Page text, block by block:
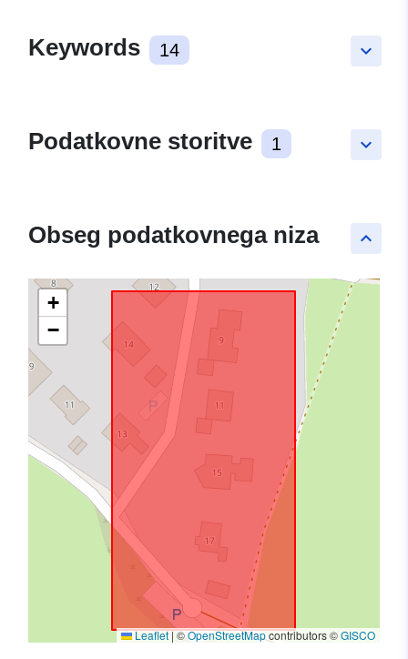
keyboard_arrow_down
Keywords 14
keyboard_arrow_down
Podatkovne storitve 1
keyboard_arrow_up
Obseg podatkovnega niza
+
−
Leaflet|©OpenStreetMapcontributors ©GISCO